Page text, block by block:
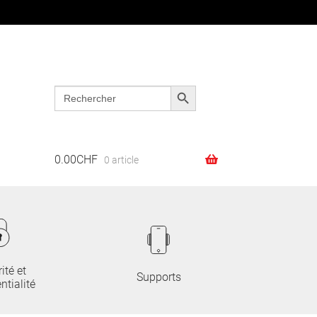
Recherche
pour :
Recherche
Search
for:
Search Button
0.00CHF 0 article
et
Supports